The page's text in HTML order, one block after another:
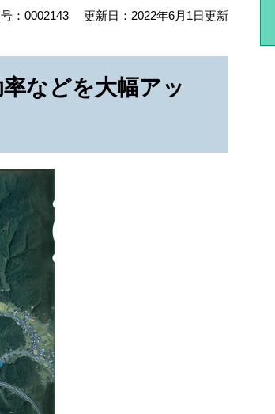
：0002143 更新日：2022年6月1日更新
などを大幅アッ